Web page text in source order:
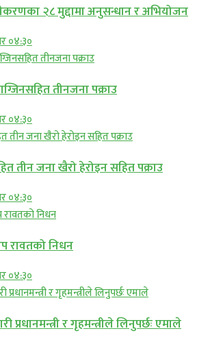
२८ मुद्दामा अनुसन्धान र अभियोजन
०४:३०
तीनजना पक्राउ
०४:३०
तीन जना खैरो हेरोइन सहित पक्राउ
०४:३०
रावतको निधन
०४:३०
प्रधानमन्त्री र गृहमन्त्रीले लिनुपर्छः एमाले